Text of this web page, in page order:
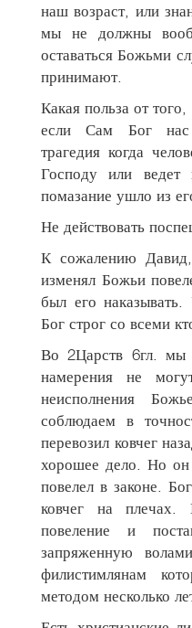
наш возраст, или
мы не должны
оставаться Божьми
принимают.
Какая польза от
если Сам Бог нас
трагедия когда
Господу или ведет
помазание ушло из
Не действовать
К сожалению
изменял Божьи
был его наказывать.
Бог строг со всеми
Во 2Царств 6гл. мы
намерения не
неисполнения
соблюдаем в
перевозил ковчег
хорошее дело. Но он
повелел в законе.
ковчег на
повеление и
запряженную
филистимлянам
методом несколько